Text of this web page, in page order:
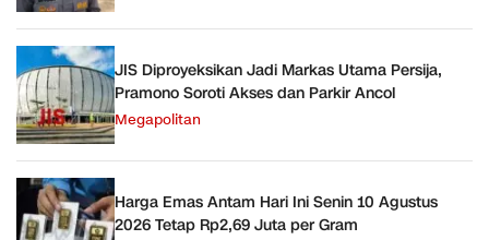
JIS Diproyeksikan Jadi Markas Utama Persija,
Pramono Soroti Akses dan Parkir Ancol
Megapolitan
Harga Emas Antam Hari Ini Senin 10 Agustus
2026 Tetap Rp2,69 Juta per Gram